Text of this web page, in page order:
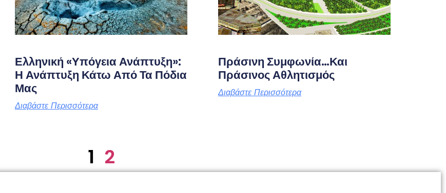
Ελληνική «υπόγεια Ανάπτυξη»:
Η Ανάπτυξη Κάτω Από Τα Πόδια
Μας
Διαβάστε Περισσότερα
Πράσινη Συμφωνία…και
Πράσινος Αθλητισμός
Διαβάστε Περισσότερα
1 2